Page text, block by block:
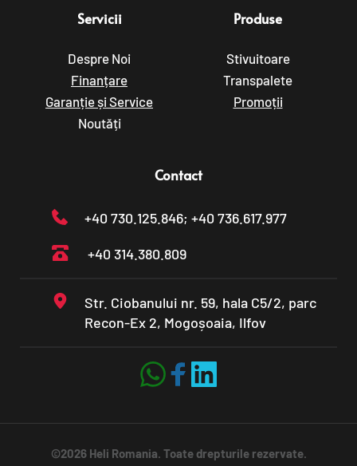
Servicii
Despre Noi
Finanțare
Garanție și Service
Noutăți
Produse
Stivuitoare
Transpalete
Promoții
Contact
+40 730.125.846; +40 736.617.977
+40 314.380.809
Str. Ciobanului nr. 59, hala C5/2, parc
Recon-Ex 2, Mogoșoaia, Ilfov
©2026 Heli Romania. Toate drepturile rezervate.